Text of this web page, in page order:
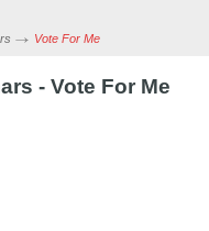
Vote For Me
- Vote For Me